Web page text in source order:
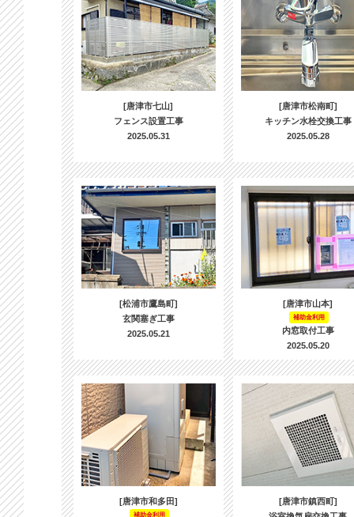
[唐津市七山]
フェンス設置工事
2025.05.31
[唐津市松南町]
キッチン水栓交換工事
2025.05.28
[松浦市鷹島町]
玄関塞ぎ工事
2025.05.21
[唐津市山本]
補助金利用
内窓取付工事
2025.05.20
[唐津市和多田]
補助金利用
[唐津市鎮西町]